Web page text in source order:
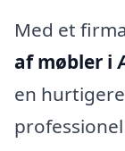
Med et
af møbler i
en